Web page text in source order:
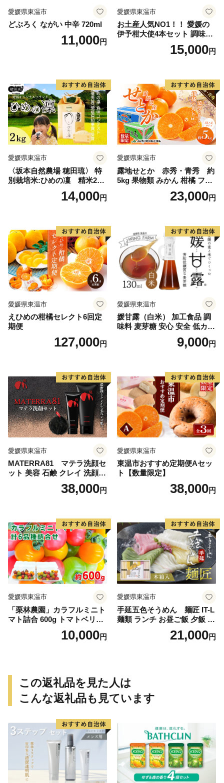
愛媛県東温市
どぶろく ながい 中辛 720ml
11,000円
愛媛県東温市
お土産人気NO1！！ 愛媛の
伊予柑大使4本セット 調味料
ドレッシング サラダ いよか
ん 愛媛産 カルパッチョ
15,000円
愛媛県東温市
〈坂本自然農場 穂田琉〉 特
別栽培米:ひめの凜 精米2kg
ご飯 お弁当 おにぎり 冷めて
も美味しい 愛媛県産 県知事
14,000円
愛媛県東温市
露地せとか 赤秀・青秀 約
5kg 果物類 みかん 柑橘 フル
ーツ 食後 デザート ジューシ
ー 甘い コク 香り 国産 愛媛
23,000円
愛媛県東温市
えひめの柑橘セレクト6回定
期便
127,000円
愛媛県東温市
媛甘露（白米） 加工食品 調
味料 麦芽糖 安心 安全 低カロ
リー 甘味料 シロップタイプ
上品な甘み お菓子作り 料理
9,000円
愛媛県東温市
MATERRA81 マテラ洗顔セ
ット 美容 石鹸 クレイ 洗顔フ
ォーム マテラ 泡立てネット
38,000円
愛媛県東温市
東温市おすすめ定期便Aセッ
ト【数量限定】
38,000円
愛媛県東温市
「栗林農園」カラフルミニト
マト詰合 600g トマトベリー
ピーチチェリー イエローミ
ミ サングリーン トスカーナ
10,000円
愛媛県東温市
手延五色そうめん 麺匠 IT-L
麺類 ランチ お昼ご飯 夕飯 晩
御飯 手延べそうめん そうめ
ん詰合せ 華やか 贈り物
21,000円
この返礼品を見た人は
こんな返礼品も見ています